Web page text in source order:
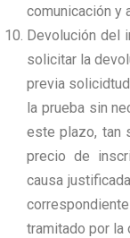
comunicación y
Devolución del
solicitar la
previa
la prueba sin
este plazo, tan
precio de
causa
tramitado por la